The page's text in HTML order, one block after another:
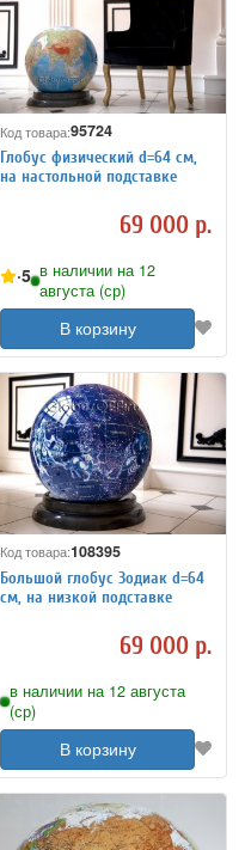
Код товара:95724
Глобус физический d=64 см,
на настольной подставке
69 000 р.
5 в наличии на 12
августа (ср)
В корзину
Код товара:108395
Большой глобус Зодиак d=64
см, на низкой подставке
69 000 р.
в наличии на 12 августа
(ср)
В корзину